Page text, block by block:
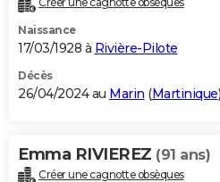
Dictionnaire
Biographies
Citations
Expressions
Proverbes
PROGRAMME TV
S'inscrire
Se connecter
Lycées
Collèges
Primaires
Universités
Entreprises
Service militaire
Avis de recherche
AVIS DE DÉCÈS
Bricolage
Lifestyle
Culture
Sport
Auto
Television
Voyage
Cinema
Naissance
17/03/1928 à Rivière-Pilote
Décès
26/04/2024 au Marin (Martinique)
Emma RIVIEREZ (91 ans)
Créer une cagnotte obsèques